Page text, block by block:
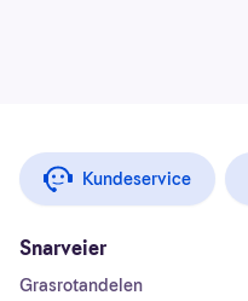
Kundeservice
Snarveier
Grasrotandelen